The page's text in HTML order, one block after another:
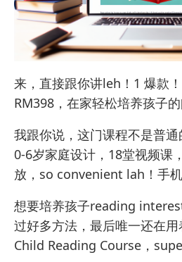
来，直接跟你讲leh！1 爆款
RM398，在家轻松培养孩子
我跟你说，这门课程不是普
0-6岁家庭设计，18堂视频课
放，so convenient lah！手机
想要培养孩子reading
过好多方法，最后唯一还在
Child Reading Course，